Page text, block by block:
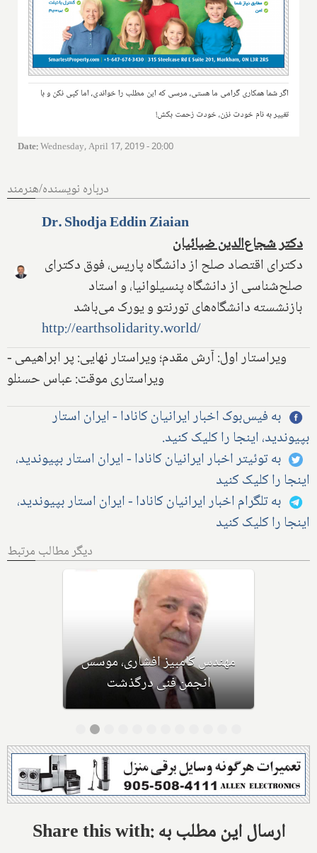
اگر شما همکاری گرامی ما هستی، مرسی که این مطلب را خواندی، اما کپی نکن و با
تغییر به نام خودت نزن، خودت زحمت بکش!
Date:Wednesday, April 17, 2019 - 20:00
درباره نویسنده/هنرمند
Dr. Shodja Eddin Ziaian
دکتر شجاع‌الدین ضیائیان
دکترای اقتصاد صلح از دانشگاه پاریس، فوق دکترای
صلح‌شناسی از دانشگاه پنسیلوانیا، و استاد
بازنشسته دانشگاه‌های تورنتو و یورک می‌باشد
http://earthsolidarity.world/
ویراستار اول: آرش مقدم؛ ویراستار نهایی: پر ابراهیمی -
ویراستاری موقت: عباس حسنلو
به فیس‌بوک اخبار ایرانیان کانادا - ایران استار
بپیوندید، اینجا را کلیک کنید.
به توئیتر اخبار ایرانیان کانادا - ایران استار بپیوندید،
اینجا را کلیک کنید
به تلگرام اخبار ایرانیان کانادا - ایران استار بپیوندید،
اینجا را کلیک کنید
دیگر مطالب مرتبط
اولین نشست چهار هنرمند ایرانی در
مدرسه کندو
Share this with: ارسال این مطلب به